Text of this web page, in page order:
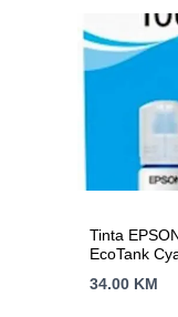
Tinta
EcoTank
34.00 KM